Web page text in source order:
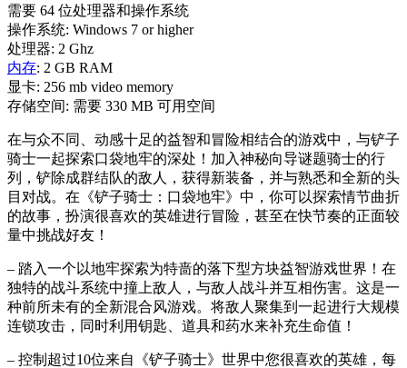
需要 64 位处理器和操作系统
操作系统: Windows 7 or higher
处理器: 2 Ghz
内存: 2 GB RAM
显卡: 256 mb video memory
存储空间: 需要 330 MB 可用空间
在与众不同、动感十足的益智和冒险相结合的游戏中，与铲子
骑士一起探索口袋地牢的深处！加入神秘向导谜题骑士的行
列，铲除成群结队的敌人，获得新装备，并与熟悉和全新的头
目对战。在《铲子骑士：口袋地牢》中，你可以探索情节曲折
的故事，扮演很喜欢的英雄进行冒险，甚至在快节奏的正面较
量中挑战好友！
– 踏入一个以地牢探索为特啬的落下型方块益智游戏世界！在
独特的战斗系统中撞上敌人，与敌人战斗并互相伤害。这是一
种前所未有的全新混合风游戏。将敌人聚集到一起进行大规模
连锁攻击，同时利用钥匙、道具和药水来补充生命值！
– 控制超过10位来自《铲子骑士》世界中您很喜欢的英雄，每